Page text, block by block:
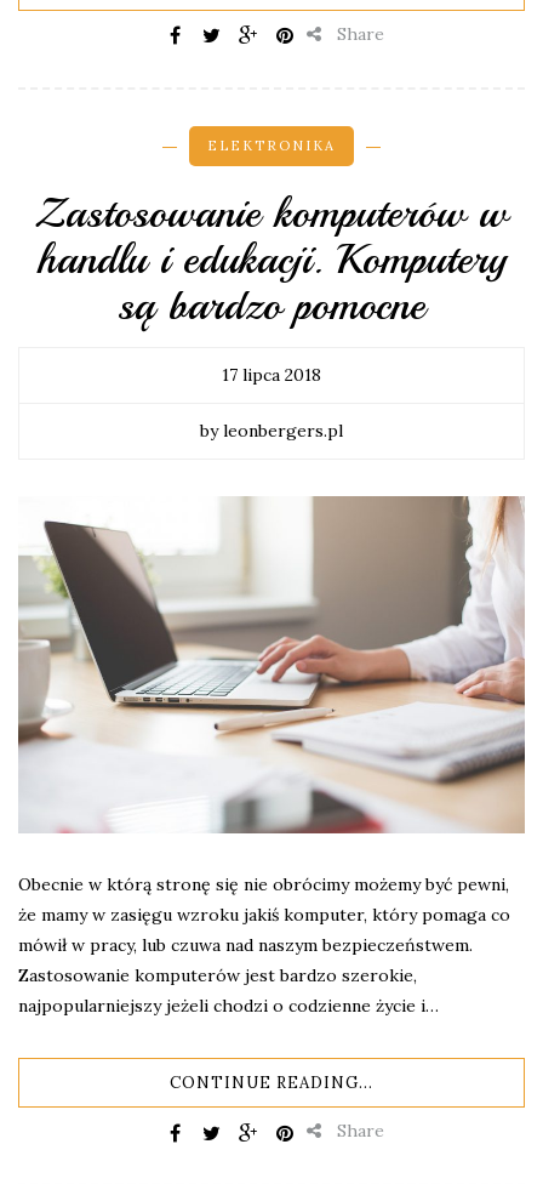
Share
ELEKTRONIKA
Zastosowanie komputerów w
handlu i edukacji. Komputery
są bardzo pomocne
17 lipca 2018
by leonbergers.pl
Obecnie w którą stronę się nie obrócimy możemy być pewni,
że mamy w zasięgu wzroku jakiś komputer, który pomaga co
mówił w pracy, lub czuwa nad naszym bezpieczeństwem.
Zastosowanie komputerów jest bardzo szerokie,
najpopularniejszy jeżeli chodzi o codzienne życie i…
CONTINUE READING...
Share